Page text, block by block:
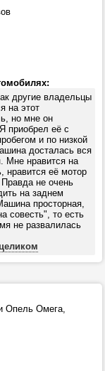
другие владельцы
на этот
но мне он
приобрел её с
и по низкой
досталась вся
Мне нравится на
нравится её мотор
Правда не очень
на заднем
просторная,
совесть", то есть
не развалилась
Опель Омега,